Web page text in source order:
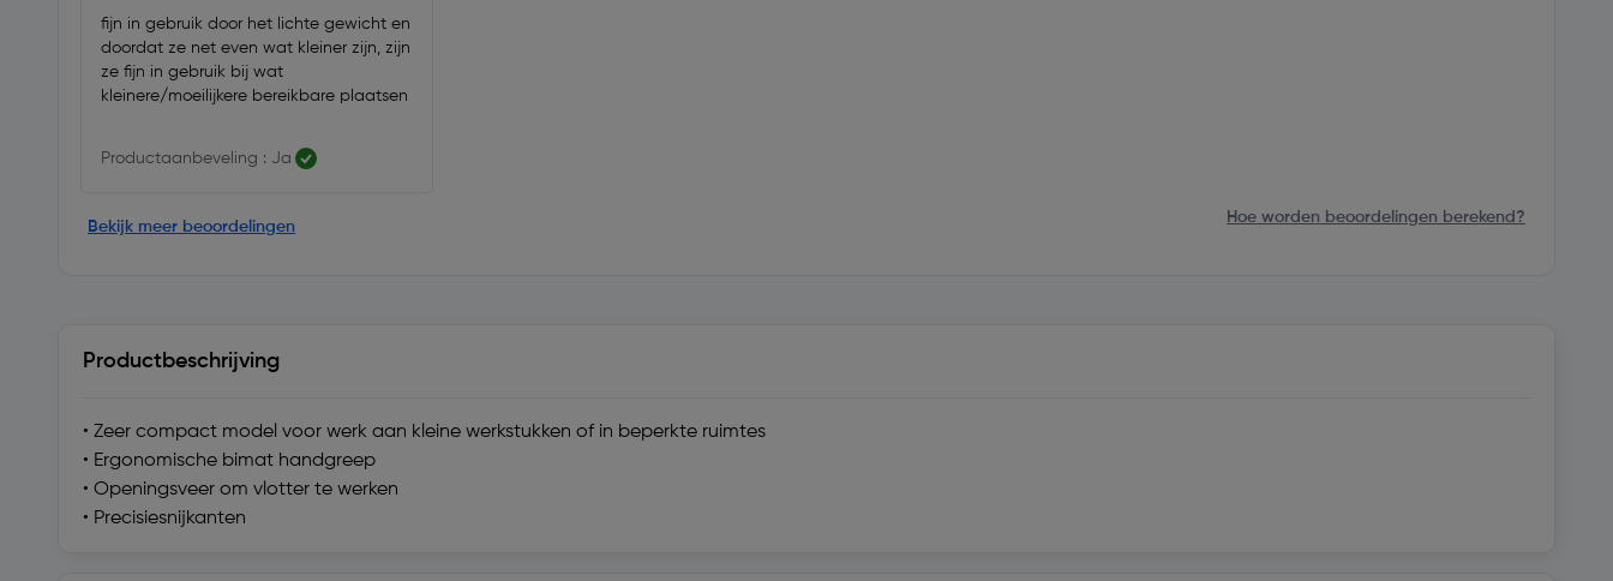
fijn in gebruik door het lichte gewicht en
doordat ze net even wat kleiner zijn, zijn
ze fijn in gebruik bij wat
kleinere/moeilijkere bereikbare plaatsen
Productaanbeveling : Ja
Bekijk meer beoordelingen
Hoe worden beoordelingen berekend?
Productbeschrijving
• Zeer compact model voor werk aan kleine werkstukken of in beperkte ruimtes
• Ergonomische bimat handgreep
• Openingsveer om vlotter te werken
• Precisiesnijkanten